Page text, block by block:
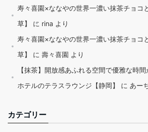
寿々喜園×ななやの世界一濃い抹茶チョコ
草】
に rina より
寿々喜園×ななやの世界一濃い抹茶チョコ
草】
に 壽々喜園 より
【抹茶】開放感あふれる空間で優雅な時
ホテルのテラスラウンジ【静岡】
に あー
カテゴリー